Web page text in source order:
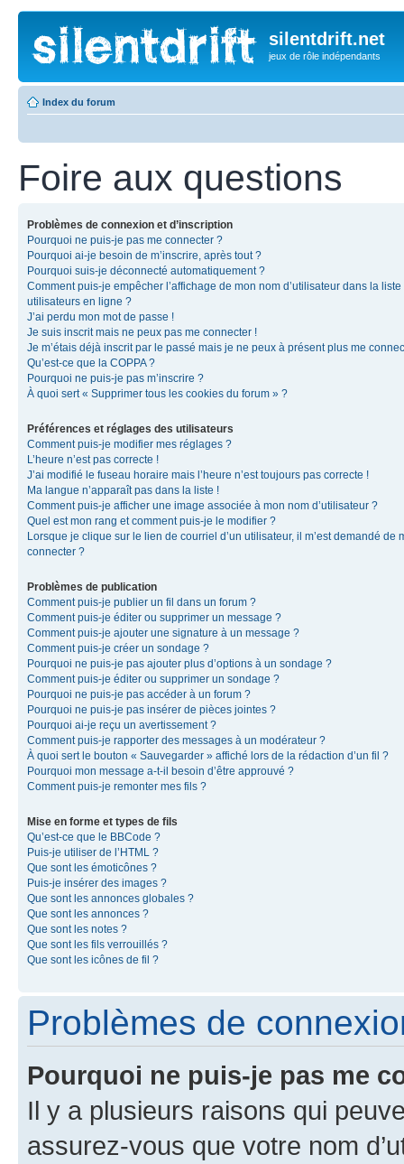
silentdrift.net
jeux de rôle indépendants
Index du forum
Foire aux questions
Problèmes de connexion et d’inscription
Pourquoi ne puis-je pas me connecter ?
Pourquoi ai-je besoin de m’inscrire, après tout ?
Pourquoi suis-je déconnecté automatiquement ?
Comment puis-je empêcher l’affichage de mon nom d’utilisateur dans la liste
utilisateurs en ligne ?
J’ai perdu mon mot de passe !
Je suis inscrit mais ne peux pas me connecter !
Je m’étais déjà inscrit par le passé mais je ne peux à présent plus me
Qu’est-ce que la COPPA ?
Pourquoi ne puis-je pas m’inscrire ?
À quoi sert « Supprimer tous les cookies du forum » ?
Préférences et réglages des utilisateurs
Comment puis-je modifier mes réglages ?
L’heure n’est pas correcte !
J’ai modifié le fuseau horaire mais l’heure n’est toujours pas correcte !
Ma langue n’apparaît pas dans la liste !
Comment puis-je afficher une image associée à mon nom d’utilisateur ?
Quel est mon rang et comment puis-je le modifier ?
Lorsque je clique sur le lien de courriel d’un utilisateur, il m’est demandé de
connecter ?
Problèmes de publication
Comment puis-je publier un fil dans un forum ?
Comment puis-je éditer ou supprimer un message ?
Comment puis-je ajouter une signature à un message ?
Comment puis-je créer un sondage ?
Pourquoi ne puis-je pas ajouter plus d’options à un sondage ?
Comment puis-je éditer ou supprimer un sondage ?
Pourquoi ne puis-je pas accéder à un forum ?
Pourquoi ne puis-je pas insérer de pièces jointes ?
Pourquoi ai-je reçu un avertissement ?
Comment puis-je rapporter des messages à un modérateur ?
À quoi sert le bouton « Sauvegarder » affiché lors de la rédaction d’un fil ?
Pourquoi mon message a-t-il besoin d’être approuvé ?
Comment puis-je remonter mes fils ?
Mise en forme et types de fils
Qu’est-ce que le BBCode ?
Puis-je utiliser de l’HTML ?
Que sont les émoticônes ?
Puis-je insérer des images ?
Que sont les annonces globales ?
Que sont les annonces ?
Que sont les notes ?
Que sont les fils verrouillés ?
Que sont les icônes de fil ?
Problèmes de
Pourquoi ne puis-je pas me
Il y a plusieurs raisons qui
assurez-vous que votre nom